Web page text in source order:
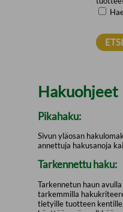
Hakuohjeet
Pikahaku:
Sivun yläosan
annettuja hakusanoja
Tarkennettu haku:
Tarkennetun haun
tarkemmilla
tietyille tuotteen